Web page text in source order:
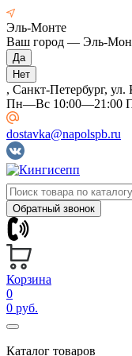
Эль-Монте
Ваш город — Эль-
, Санкт-Петербург,
Пн—Вс 10:00—21:00
dostavka@napolspb.ru
Обратный звонок
Корзина
0
0 руб.
Каталог товаров